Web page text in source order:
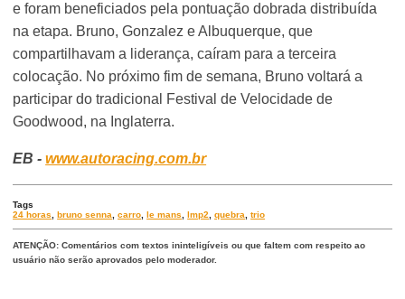
e foram beneficiados pela pontuação dobrada distribuída
na etapa. Bruno, Gonzalez e Albuquerque, que
compartilhavam a liderança, caíram para a terceira
colocação. No próximo fim de semana, Bruno voltará a
participar do tradicional Festival de Velocidade de
Goodwood, na Inglaterra.
EB -www.autoracing.com.br
Tags
24 horas, bruno senna,carro, le mans, lmp2,quebra,trio
ATENÇÃO: Comentários com textos ininteligíveis ou que faltem com respeito ao
usuário não serão aprovados pelo moderador.